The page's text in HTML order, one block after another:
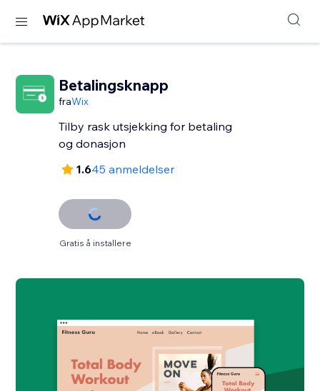
Betalingsknapp
fraWix
Tilby rask utsjekking for betaling
og donasjon
1.645 anmeldelser
Gratis å installere